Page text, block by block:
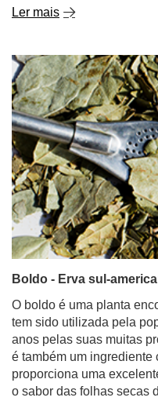
Ler mais
Boldo - Erva sul-
O boldo é uma planta
tem sido utilizada pela
anos pelas suas muitas
é também um ingrediente
proporciona uma
o sabor das folhas secas